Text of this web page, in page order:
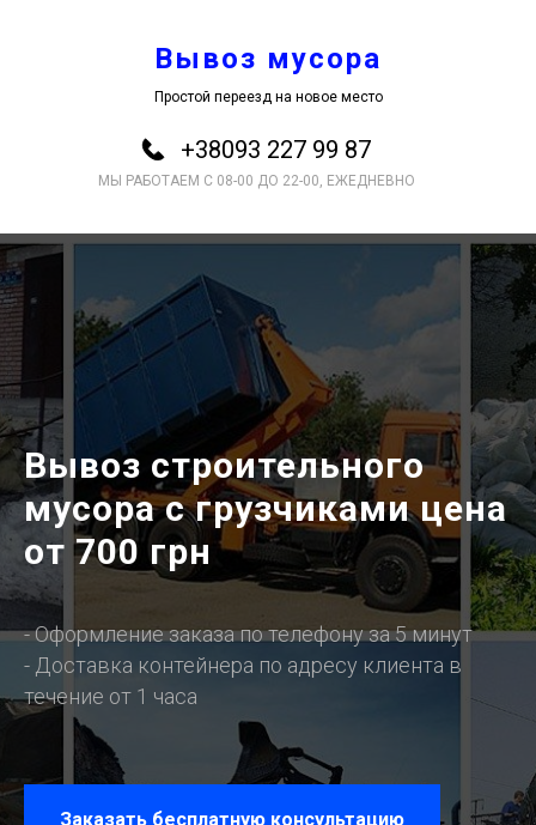
Вывоз мусора
Простой переезд на новое место
+38093 227 99 87
МЫ РАБОТАЕМ С 08-00 ДО 22-00, ЕЖЕДНЕВНО
Вывоз строительного
мусора с грузчиками цена
от 700 грн
- Оформление заказа по телефону за 5 минут
- Доставка контейнера по адресу клиента в
течение от 1 часа
Заказать бесплатную консультацию